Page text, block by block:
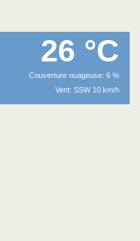
26 °C
Couverture nuageuse: 6 %
Vent: SSW 10 km/h